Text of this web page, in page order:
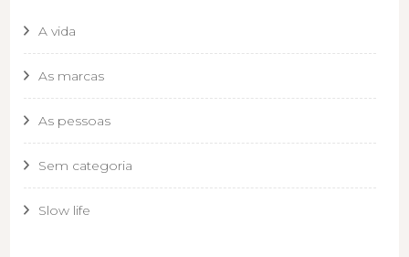
A vida
As marcas
As pessoas
Sem categoria
Slow life